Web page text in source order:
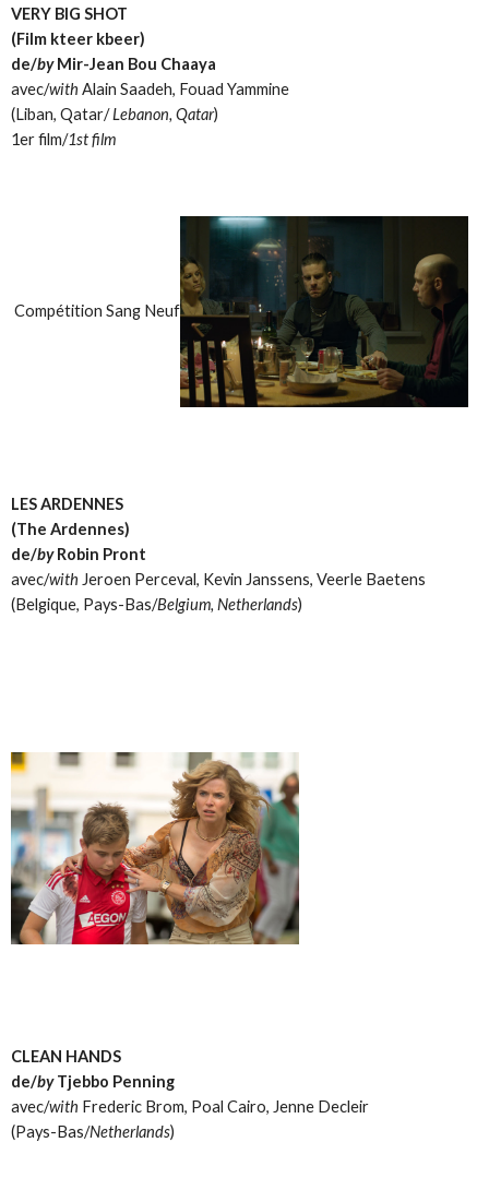
VERY BIG SHOT
(Film kteer kbeer)
de/byMir-Jean Bou Chaaya
avec/with Alain Saadeh, Fouad Yammine
(Liban, Qatar/Lebanon, Qatar)
1er film/1st film
Compétition Sang Neuf
LES ARDENNES
(The Ardennes)
de/byRobin Pront
avec/with Jeroen Perceval, Kevin Janssens, Veerle Baetens
(Belgique, Pays-Bas/Belgium, Netherlands)
CLEAN HANDS
de/byTjebbo Penning
avec/with Frederic Brom, Poal Cairo, Jenne Decleir
(Pays-Bas/Netherlands)